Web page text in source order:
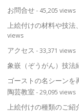
お問合せ- 45,205 views
上絵付けの材料や技
views
アクセス - 33,371 views
象嵌（ぞうがん）技法
ゴーストの名シーンを
陶芸教室 - 29,095 views
上絵付けの種類のご